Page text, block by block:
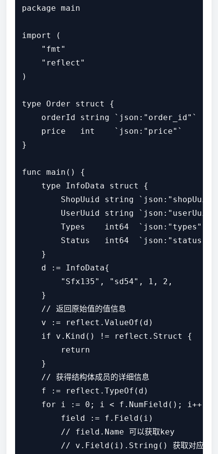
package main
import (
    "fmt"
    "reflect"
)
type Order struct {
    orderId string `json:"order_id"`
    price   int    `json:"price"`
}
func main() {
    type InfoData struct {
ShopUuid string
UserUuid string
        Types    int64  `json:"types"`
        Status   int64  `json:"status"`
    }
    d := InfoData{
        "Sfx135", "sd54", 1, 2,
    }
    // 返回原始值的值信息
    v := reflect.ValueOf(d)
    if v.Kind() != reflect.Struct {
        return
    }
    // 获得结构体成员的详细信息
    f := reflect.TypeOf(d)
    for i := 0; i < f.NumField(); i++ {
        field := f.Field(i)
        // field.Name 可以获取key
// v.Field(i).String() 获取对应的